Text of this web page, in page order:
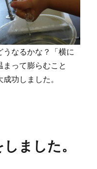
なるかな？「横に
まって膨らむこと
功しました。
ました。